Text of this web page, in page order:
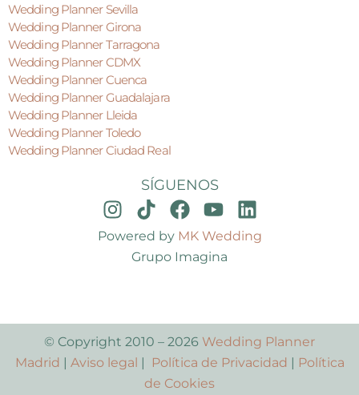
Wedding Planner Sevilla
Wedding Planner Girona
Wedding Planner Tarragona
Wedding Planner CDMX
Wedding Planner Cuenca
Wedding Planner Guadalajara
Wedding Planner Lleida
Wedding Planner Toledo
Wedding Planner Ciudad Real
SÍGUENOS
Powered by MK Wedding
Grupo Imagina
© Copyright 2010 – 2026 Wedding Planner
Madrid | Aviso legal | Política de Privacidad | Política
de Cookies